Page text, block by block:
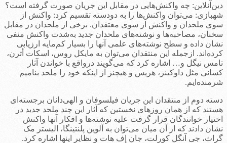
دین‌آنلاین: چه واکنش‌هایی در مقابل این جریان صورت گرفته است؟
شهبازی: می‌توان واکنش‌ها را به دودسته تقسیم کرد: واکنش از
سوی ملحدان و واکنش از سوی معتقدان. برخی از ملحدان در مقابل
سخنان، مصاحبه‌ها و نوشته‌های ملحدان جدید به‌شدت واکنش منفی
نشان داده و سطح نوشته‌های علمی آنها را بسیار کم‌مایه ارزیابی
کرده‌اند. ازجمله این منتقدان می‌توان به مایکل روس، اسکات أترن،
تامس نیگل و… اشاره کرد که می‌گویند درواقع با خواندن آثار
کسانی مثل داوکینز، هریس و هیچنز از اینکه خود را ملحد بنامیم
شرمنده‌ایم.
دسته دوم از منتقدان این جریان فیلسوفان و الهی‌دانان برجسته‌ای
هستند که از همان روزهای نخستین که آثار این چند ملحد جدید در
اختیار خوانندگان قرار گرفت علیه نوشته‌ها و افکار آنها واکنش
نشان دادند که از آن میان می‌توان به آلوین پلنتینگا، الیستر مک
گراث، جی آنگل کورلت، جان إف هات و نظایر اینها اشاره کرد.